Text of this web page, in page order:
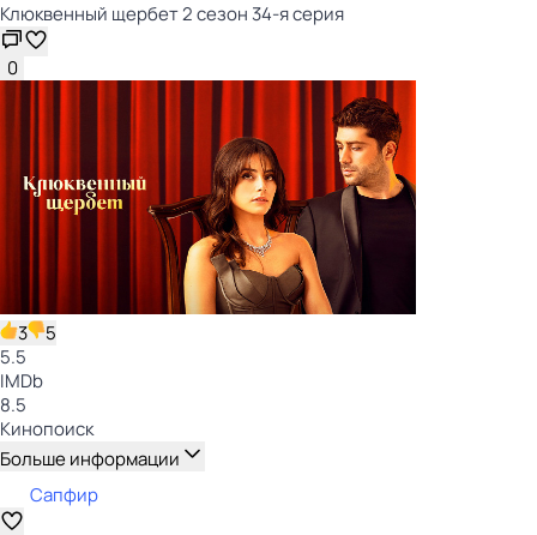
Клюквенный щербет 2 сезон 34-я серия
0
3
5
5.5
IMDb
8.5
Кинопоиск
Больше информации
Сапфир